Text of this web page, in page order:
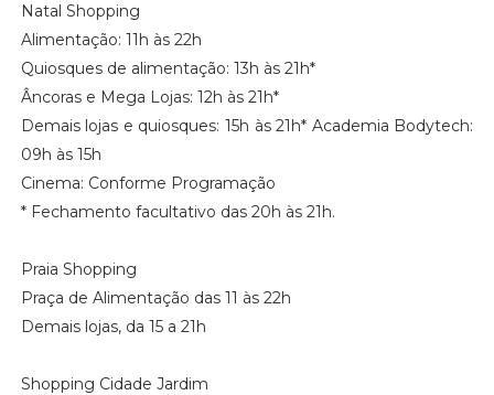
Natal Shopping
Alimentação: 11h às 22h
Quiosques de alimentação: 13h às 21h*
Âncoras e Mega Lojas: 12h às 21h*
Demais lojas e quiosques: 15h às 21h* Academia Bodytech:
09h às 15h
Cinema: Conforme Programação
* Fechamento facultativo das 20h às 21h.
Praia Shopping
Praça de Alimentação das 11 às 22h
Demais lojas, da 15 a 21h
Shopping Cidade Jardim